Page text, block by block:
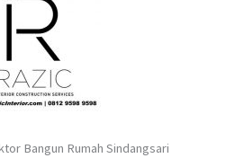
Bangun Rumah Sindangsari